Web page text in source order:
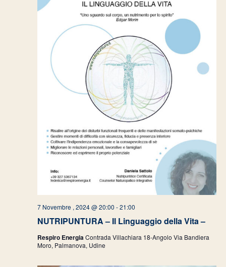
NUTRIPUNTURA – Il Linguaggio della Vita –
7 Novembre , 2024 @ 20:00 -21:00
Respiro EnergiaContrada Villachiara 18-Angolo Via Bandiera
Moro, Palmanova, Udine